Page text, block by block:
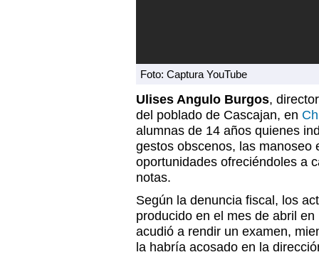
Foto: Captura YouTube
Ulises Angulo Burgos,
del poblado de Cascajan, en
alumnas de 14 años quienes
gestos obscenos, las manoseo
oportunidades ofreciéndoles a
notas.
Según la denuncia fiscal, los
producido en el mes de abril
acudió a rendir un examen,
la habría acosado en la